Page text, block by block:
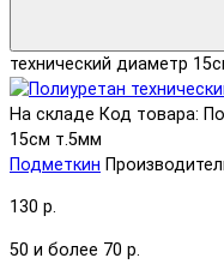
технический диаметр
На складе Код товара:
15см т.5мм
Подметкин
130 р.
50 и более 70 р.